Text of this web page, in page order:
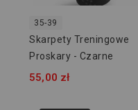
35-39
Skarpety Treningowe
Proskary - Czarne
55,00 zł